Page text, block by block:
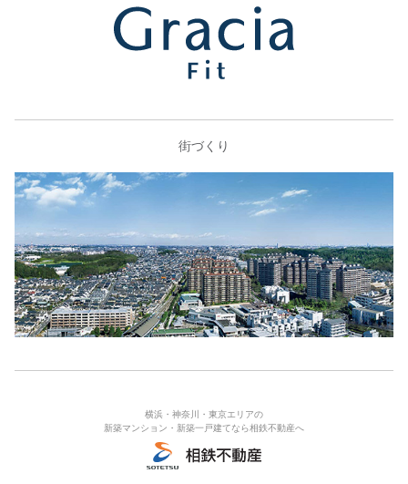
街づくり
横浜・神奈川・東京エリアの
新築マンション・新築一戸建てなら相鉄不動産へ